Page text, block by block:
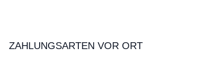
ZAHLUNGSARTEN VOR ORT